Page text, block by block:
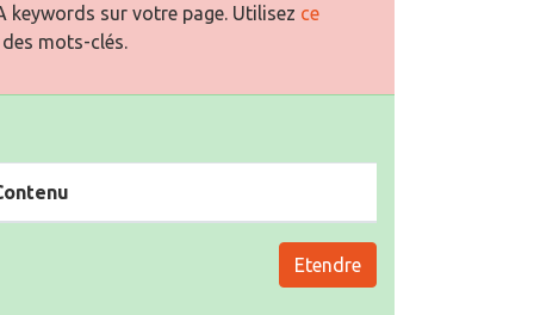
keywords sur votre page. Utilisez ce
mots-clés.
Etendre